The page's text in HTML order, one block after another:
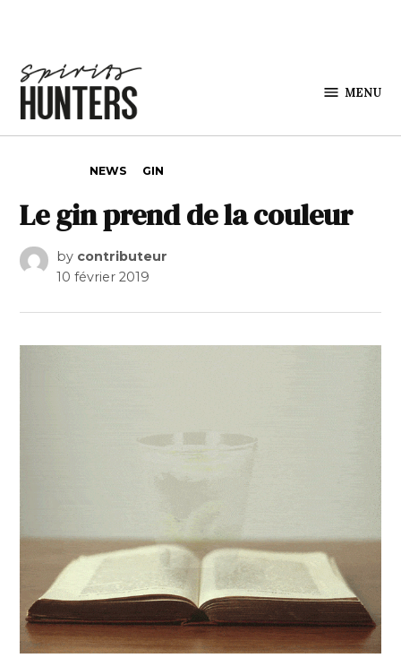
MENU
NEWS GIN
Le gin prend de la couleur
by contributeur
10 février 2019